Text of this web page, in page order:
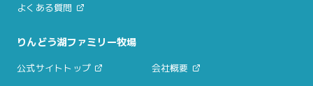
よくある質問
りんどう湖ファミリー牧場
公式サイトトップ 会社概要